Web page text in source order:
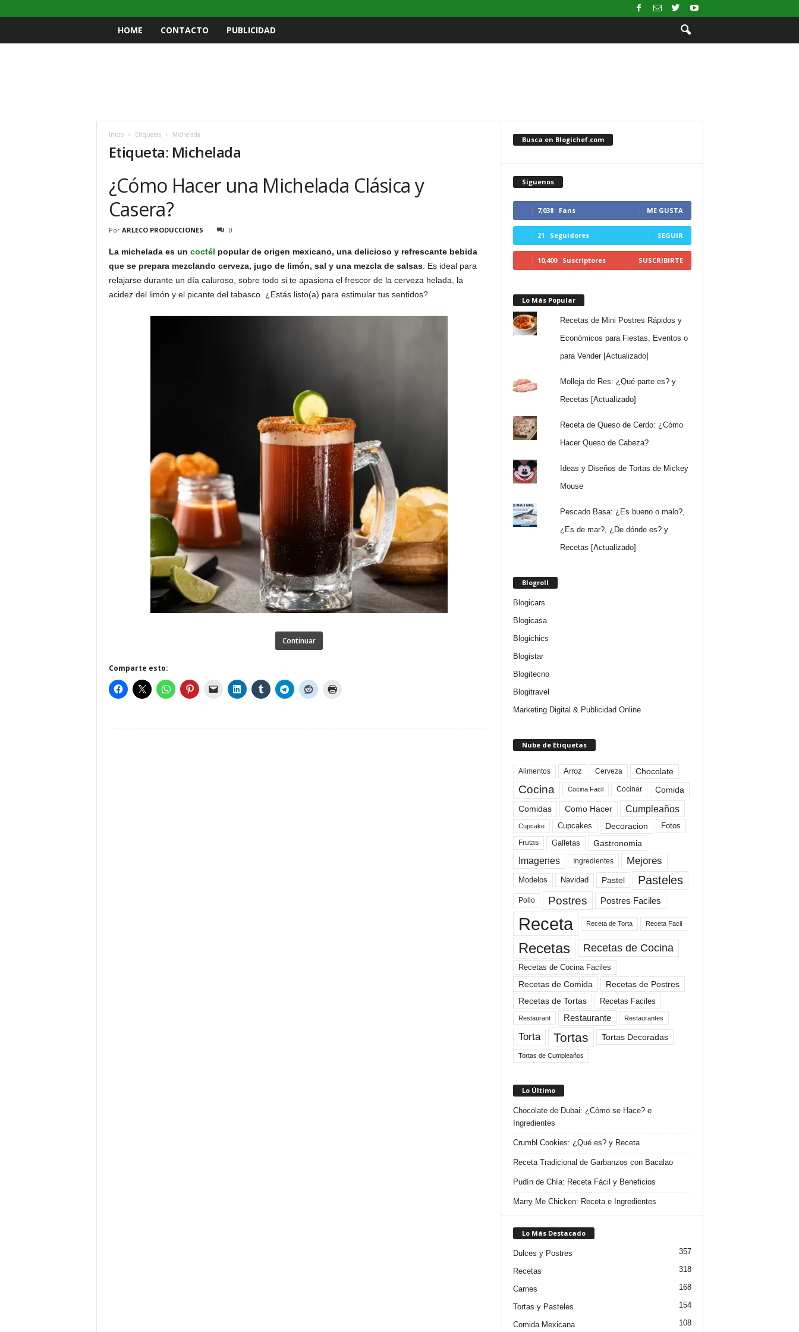
HOME CONTACTO PUBLICIDAD
Inicio Etiquetas Michelada
Etiqueta: Michelada
¿Cómo Hacer una Michelada Clásica y
Casera?
Por ARLECO PRODUCCIONES 0
La michelada es un coctél popular de origen mexicano, una delicioso y refrescante bebida
que se prepara mezclando cerveza, jugo de limón, sal y una mezcla de salsas. Es ideal para
relajarse durante un día caluroso, sobre todo si te apasiona el frescor de la cerveza helada, la
acidez del limón y el picante del tabasco. ¿Estás listo(a) para estimular tus sentidos?
Continuar
Comparte esto:
Busca en Blogichef.com
Síguenos
7,038 Fans ME GUSTA
21 Seguidores SEGUIR
10,400 Suscriptores SUSCRIBIRTE
Lo Más Popular
Recetas de Mini Postres Rápidos y
Económicos para Fiestas, Eventos o
para Vender [Actualizado]
Molleja de Res: ¿Qué parte es? y
Recetas [Actualizado]
Receta de Queso de Cerdo: ¿Cómo
Hacer Queso de Cabeza?
Ideas y Diseños de Tortas de Mickey
Mouse
Pescado Basa: ¿Es bueno o malo?,
¿Es de mar?, ¿De dónde es? y
Recetas [Actualizado]
Blogroll
Blogicars
Blogicasa
Blogichics
Blogistar
Blogitecno
Blogitravel
Marketing Digital & Publicidad Online
Nube de Etiquetas
Alimentos Arroz Cerveza Chocolate
Cocina Cocina Facil Cocinar
Comida
Comidas
Como Hacer Cumpleaños
Cupcake Cupcakes Decoracion Fotos
Frutas Galletas Gastronomia
Imagenes Ingredientes Mejores
Modelos Navidad Pastel Pasteles
Pollo Postres Postres Faciles
Receta Receta de Torta Receta Facil
Recetas Recetas de Cocina
Recetas de Cocina Faciles
Recetas de Comida
Recetas de Postres
Recetas de Tortas
Recetas Faciles
Restaurant Restaurante Restaurantes
Torta Tortas Tortas Decoradas
Tortas de Cumpleaños
Lo Último
Chocolate de Dubai: ¿Cómo se Hace? e
Ingredientes
Crumbl Cookies: ¿Qué es? y Receta
Receta Tradicional de Garbanzos con Bacalao
Pudín de Chía: Receta Fácil y Beneficios
Marry Me Chicken: Receta e Ingredientes
Lo Más Destacado
Dulces y Postres 357
Recetas 318
Carnes 168
Tortas y Pasteles 154
Comida Mexicana 108